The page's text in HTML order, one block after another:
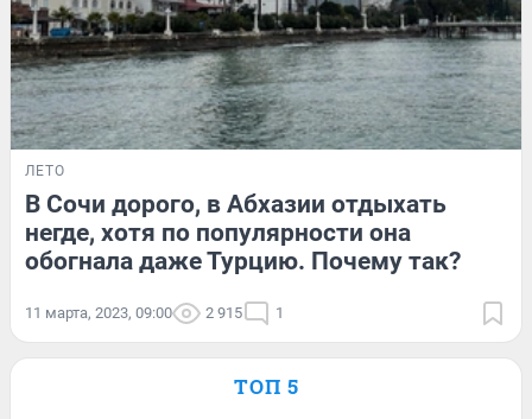
ЛЕТО
В Сочи дорого, в Абхазии отдыхать
негде, хотя по популярности она
обогнала даже Турцию. Почему так?
11 марта, 2023, 09:00 2 915 1
ТОП 5